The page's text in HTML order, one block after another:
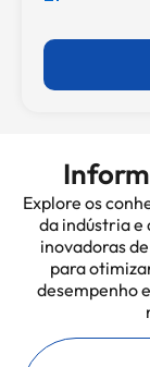
Explore os
da indústria e
inovadoras
para
desempenho